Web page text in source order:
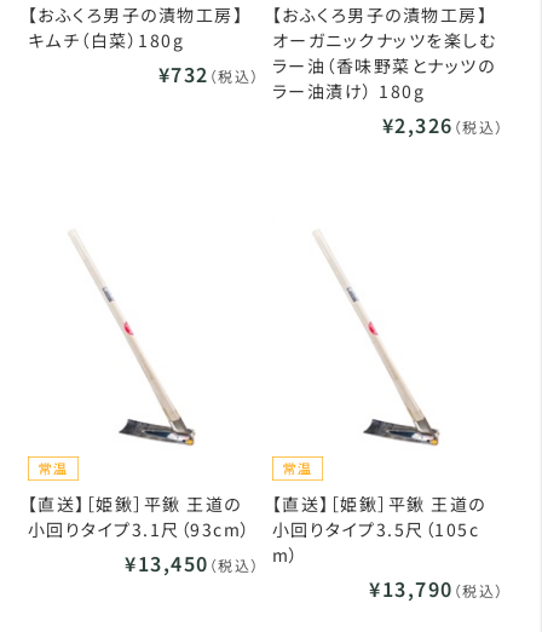
【おふくろ男子の漬物工房】
キムチ（白菜）180g
¥732 （税込）
【おふくろ男子の漬物工房】
オーガニックナッツを楽しむ
ラー油（香味野菜とナッツの
ラー油漬け） 180g
¥2,326 （税込）
【直送】［姫鍬］平鍬 王道の
小回りタイプ3.1尺（93cm）
¥13,450 （税込）
【直送】［姫鍬］平鍬 王道の
小回りタイプ3.5尺（105c
m）
¥13,790 （税込）